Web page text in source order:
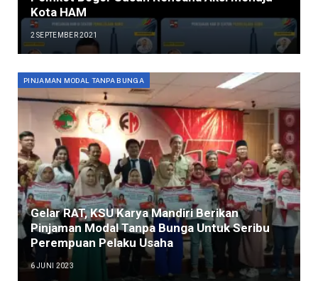
Kota HAM
2 SEPTEMBER 2021
PINJAMAN MODAL TANPA BUNGA
Gelar RAT, KSU Karya Mandiri Berikan
Pinjaman Modal Tanpa Bunga Untuk Seribu
Perempuan Pelaku Usaha
6 JUNI 2023